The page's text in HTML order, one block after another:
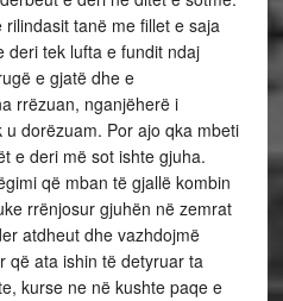
tanë me fillet e saja
deri tek lufta e fundit ndaj
e gjatë dhe e
rrëzuan, nganjëherë i
dorëzuam. Por ajo qka mbeti
e deri më sot ishte gjuha.
që mban të gjallë kombin
rrënjosur gjuhën në zemrat
atdheut dhe vazhdojmë
që ata ishin të detyruar ta
kurse ne në kushte paqe e